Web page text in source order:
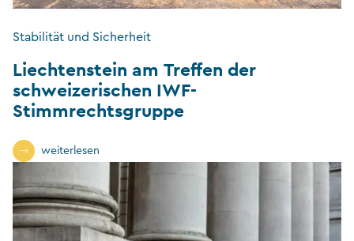
Stabilität und Sicherheit
Liechtenstein am Treffen der
schweizerischen IWF-
Stimmrechtsgruppe
weiterlesen